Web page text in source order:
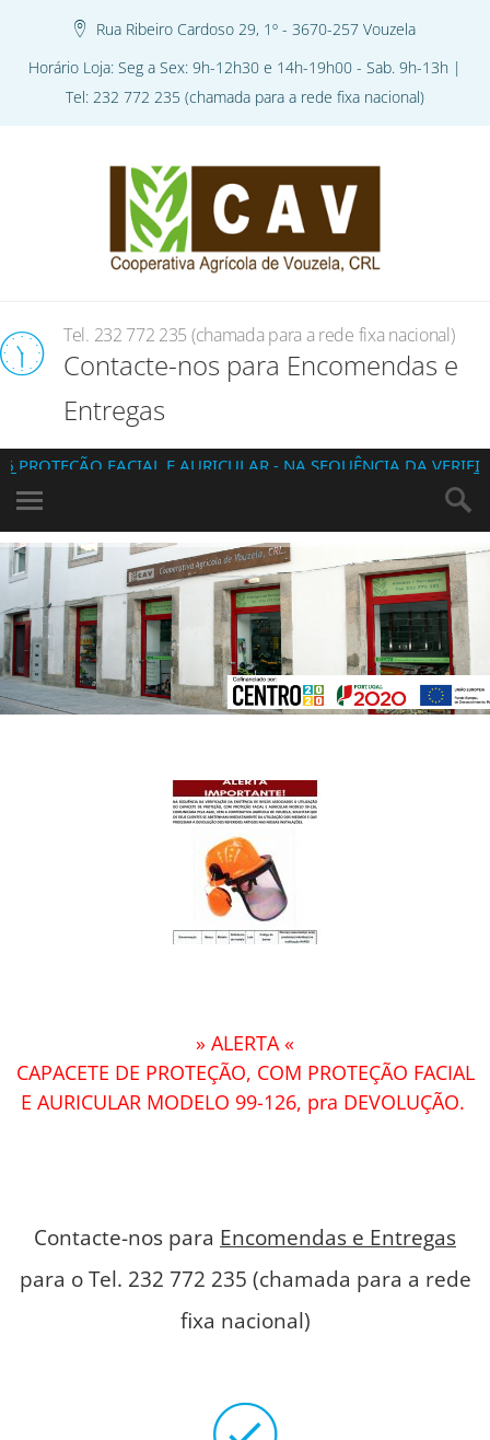
Rua Ribeiro Cardoso 29, 1º - 3670-257 Vouzela
Horário Loja: Seg a Sex: 9h-12h30 e 14h-19h00 - Sab. 9h-13h |
Tel: 232 772 235 (chamada para a rede fixa nacional)
Tel. 232 772 235 (chamada para a rede fixa nacional)
Contacte-nos para Encomendas e
Entregas
FACIAL E AURICULAR - NA SEQUÊNCIA DA VERIFICAÇÃO
» ALERTA «
CAPACETE DE PROTEÇÃO, COM PROTEÇÃO FACIAL
E AURICULAR MODELO 99-126, pra DEVOLUÇÃO.
Contacte-nos para Encomendas e Entregas
para o Tel. 232 772 235 (chamada para a rede
fixa nacional)